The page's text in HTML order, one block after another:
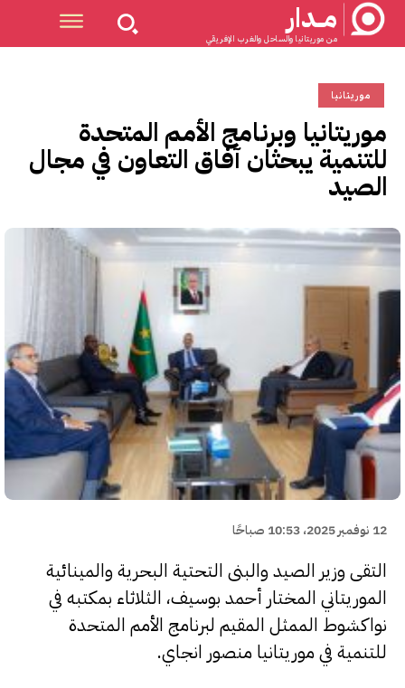
مــدار
من موريتانيا والساحل والغرب الإفريقي
موريتانيا
موريتانيا وبرنامج الأمم المتحدة
للتنمية يبحثان آفاق التعاون في مجال
الصيد
12 نوفمبر 2025، 10:53 صباحًا
التقى وزير الصيد والبنى التحتية البحرية والمينائية
الموريتاني المختار أحمد بوسيف، الثلاثاء بمكتبه في
نواكشوط الممثل المقيم لبرنامج الأمم المتحدة
للتنمية في موريتانيا منصور انجاي.